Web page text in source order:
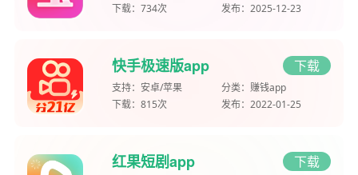
下载： 734次 发布： 2025-12-23
快手极速版app 下载
支持： 安卓/苹果 分类： 赚钱app
下载： 815次 发布： 2022-01-25
红果短剧app 下载